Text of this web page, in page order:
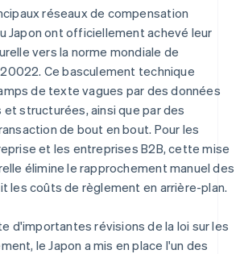
réseaux de compensation
Japon ont officiellement achevé leur
vers la norme mondiale de
Ce basculement technique
de texte vagues par des données
et structurées, ainsi que par des
de bout en bout. Pour les
et les entreprises B2B, cette mise
élimine le rapprochement manuel des
les coûts de règlement en arrière-plan.
d'importantes révisions de la loi sur les
le Japon a mis en place l'un des